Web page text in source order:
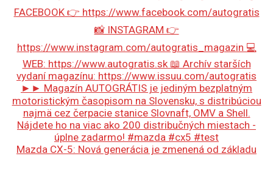
Mazda CX-5: Nová generácia je zmenená od základu